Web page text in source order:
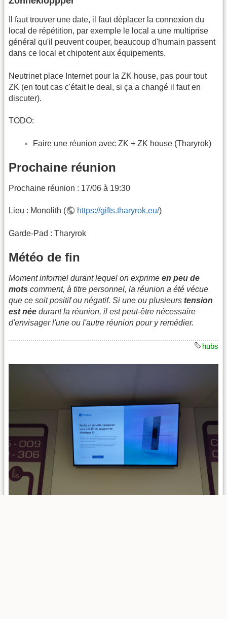
Il faut trouver une date, il faut déplacer la connexion du
local de répétition, par exemple le local a une multiprise
général qu'il peuvent couper, beaucoup d'humain passent
dans ce local et chipotent aux équipements.
Neutrinet place Internet pour la ZK house, pas pour tout
ZK (en tout cas c'était le deal, si ça a changé il faut en
discuter).
TODO:
Faire une réunion avec ZK + ZK house (Tharyrok)
Prochaine réunion
Prochaine réunion : 17/06 à 19:30
Lieu : Monolith ( https://gifts.tharyrok.eu/)
Garde-Pad : Tharyrok
Météo de fin
Moment informel durant lequel on exprime en peu de
mots comment, à titre personnel, la réunion a été vécue
que ce soit positif ou négatif. Si une ou plusieurs tension
est née durant la réunion, il est peut-être nécessaire
d'envisager l'une ou l'autre réunion pour y remédier.
hubs